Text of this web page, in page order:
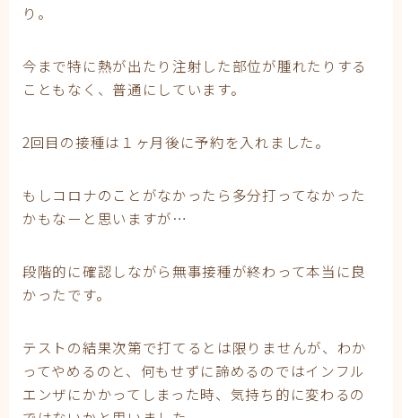
り。
今まで特に熱が出たり注射した部位が腫れたりする
こともなく、普通にしています。
2回目の接種は１ヶ月後に予約を入れました。
もしコロナのことがなかったら多分打ってなかった
かもなーと思いますが…
段階的に確認しながら無事接種が終わって本当に良
かったです。
テストの結果次第で打てるとは限りませんが、わか
ってやめるのと、何もせずに諦めるのではインフル
エンザにかかってしまった時、気持ち的に変わるの